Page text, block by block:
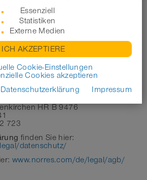
GmbH
0
99 99
+49 209 8 00 00 92 40
Gela, Marc Hellmann
HR B 9476
723
finden Sie hier:
datenschutz/
www.norres.com/de/legal/agb/
Essenziell
Statistiken
Externe Medien
ICH AKZEPTIERE
Cookie-Einstellungen
Cookies akzeptieren
Datenschutzerklärung
Impressum